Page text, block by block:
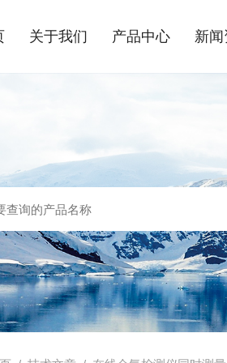
关于我们 产品中心 新